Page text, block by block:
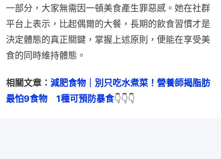
一部分，大家無需因一頓美食產生罪惡感。她在社群
平台上表示，比起偶爾的大餐，長期的飲食習慣才是
決定體態的真正關鍵，掌握上述原則，便能在享受美
食的同時維持體態。
相關文章： 減肥食物｜別只吃水煮菜！營養師揭脂肪
最怕9食物　1種可預防暴食👇👇👇